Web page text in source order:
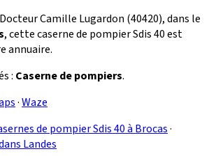
Camille Lugardon (40420), dans le
, cette caserne de pompier Sdis 40 est
annuaire.
: Caserne de pompiers.
·Waze
de pompier Sdis 40 à Brocas·
Landes